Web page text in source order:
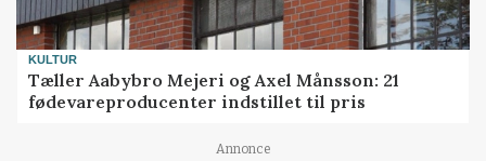
KULTUR
Tæller Aabybro Mejeri og Axel Månsson: 21
fødevareproducenter indstillet til pris
Annonce